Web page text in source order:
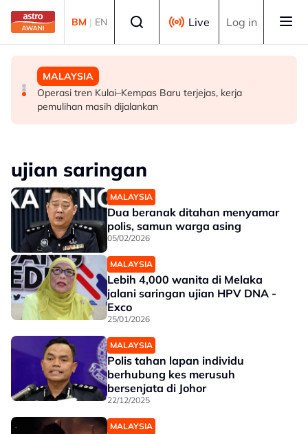
Skip to main content
BM | EN Live Log in
MALAYSIA
FMBA sambut baik arahan PM percepat kelulusan
pekerja asing sektor restoran
POLITIK
'Siapa akan pergi, siapa diperintah pergi? Tunggu dan
lihat'- Zahid
MALAYSIA
Operasi tren Kulai–Kempas Baru terjejas, kerja
pemulihan masih dijalankan
ujian saringan
MALAYSIA
Dua beranak ditahan menyamar
polis, samun warga asing
05/02/2026
MALAYSIA
Lebih 4,000 wanita di Melaka
jalani saringan ujian HPV DNA -
Exco
25/01/2026
MALAYSIA
Polis tahan lapan individu
berhubung kes merusuh
bersenjata di Johor
22/12/2025
MALAYSIA